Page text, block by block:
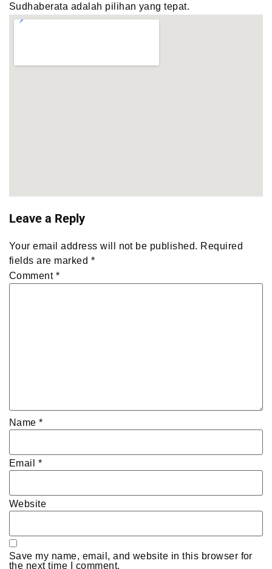
Sudhaberata adalah pilihan yang tepat.
Leave a Reply
Your email address will not be published. Required
fields are marked *
Comment *
Name*
Email *
Website
Save my name, email, and website in this browser for
the next time I comment.